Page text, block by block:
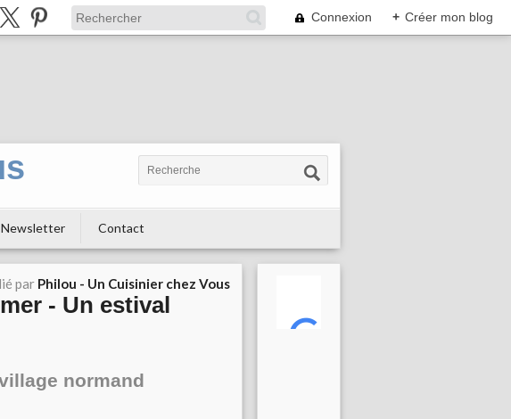
Connexion + Créer mon blog
Newsletter Contact
par Philou - Un Cuisinier chez Vous
- Un estival
normand